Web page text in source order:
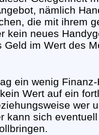
nämlich
die mit ihrem
kein neues
Geld im Wert des
ein wenig
Wert auf ein
wer
kann sich